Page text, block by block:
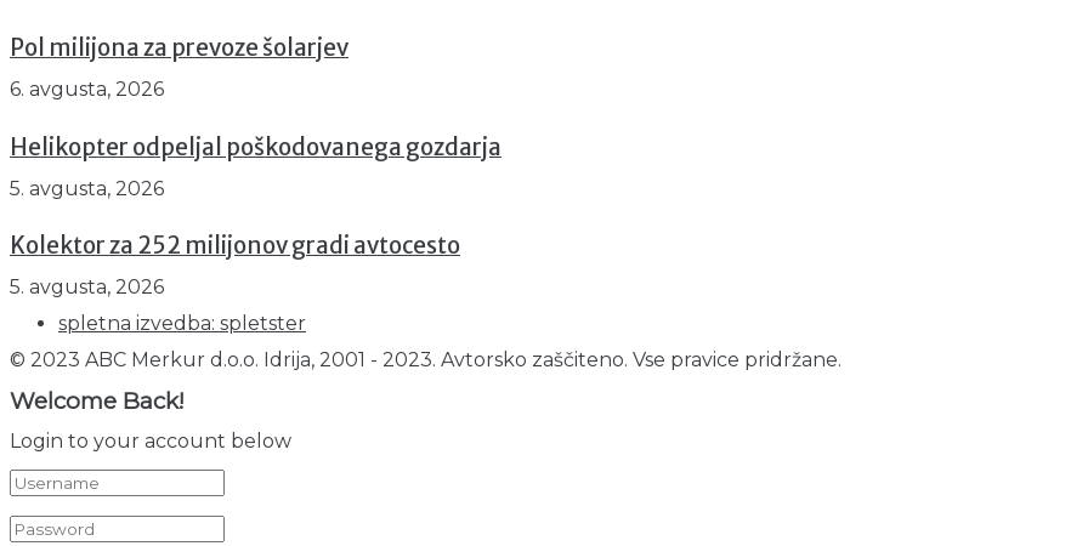
Pol milijona za prevoze šolarjev
6. avgusta, 2026
Helikopter odpeljal poškodovanega gozdarja
5. avgusta, 2026
Kolektor za 252 milijonov gradi avtocesto
5. avgusta, 2026
spletna izvedba: spletster
© 2023 ABC Merkur d.o.o. Idrija, 2001 - 2023. Avtorsko zaščiteno. Vse pravice pridržane.
Welcome Back!
Login to your account below